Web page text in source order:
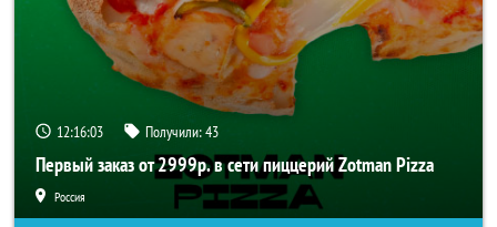
12:16:02 Получили:43
Первый заказ от 2999р. в сети пиццерий Zotman Pizza
Россия